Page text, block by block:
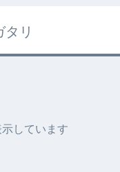
タリ
しています